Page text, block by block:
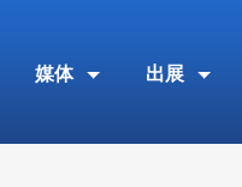
媒体 出展